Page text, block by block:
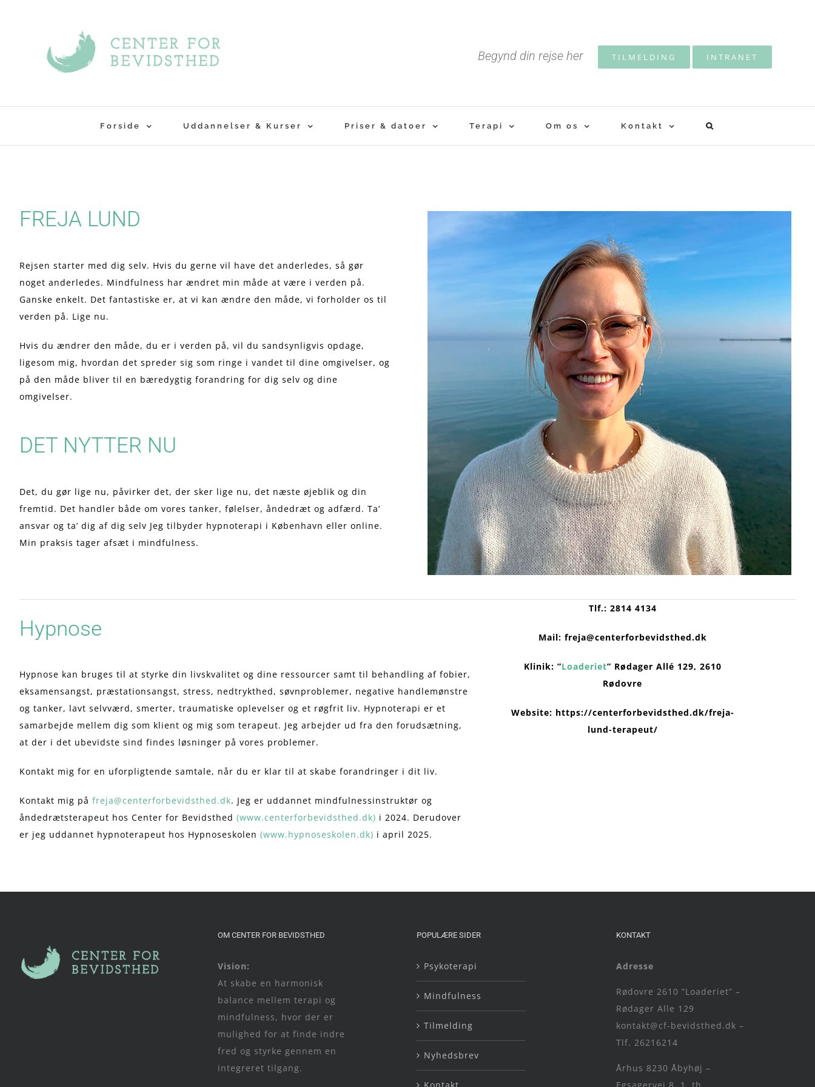
Begynd din rejse her TILMELDING INTRANET
Forside Uddannelser & Kurser Priser & datoer Terapi Om os Kontakt
FREJA LUND
Rejsen starter med dig selv. Hvis du gerne vil have det anderledes, så gør
noget anderledes. Mindfulness har ændret min måde at være i verden på.
Ganske enkelt. Det fantastiske er, at vi kan ændre den måde, vi forholder os til
verden på. Lige nu.
Hvis du ændrer den måde, du er i verden på, vil du sandsynligvis opdage,
ligesom mig, hvordan det spreder sig som ringe i vandet til dine omgivelser, og
på den måde bliver til en bæredygtig forandring for dig selv og dine
omgivelser.
DET NYTTER NU
Det, du gør lige nu, påvirker det, der sker lige nu, det næste øjeblik og din
fremtid. Det handler både om vores tanker, følelser, åndedræt og adfærd. Ta’
ansvar og ta’ dig af dig selv Jeg tilbyder hypnoterapi i København eller online.
Min praksis tager afsæt i mindfulness.
Hypnose
Hypnose kan bruges til at styrke din livskvalitet og dine ressourcer samt til behandling af fobier,
eksamensangst, præstationsangst, stress, nedtrykthed, søvnproblemer, negative handlemønstre
og tanker, lavt selvværd, smerter, traumatiske oplevelser og et røgfrit liv. Hypnoterapi er et
samarbejde mellem dig som klient og mig som terapeut. Jeg arbejder ud fra den forudsætning,
at der i det ubevidste sind findes løsninger på vores problemer.
Kontakt mig for en uforpligtende samtale, når du er klar til at skabe forandringer i dit liv.
Kontakt mig på freja@centerforbevidsthed.dk. Jeg er uddannet mindfulnessinstruktør og
åndedrætsterapeut hos Center for Bevidsthed (www.centerforbevidsthed.dk) i 2024. Derudover
er jeg uddannet hypnoterapeut hos Hypnoseskolen (www.hypnoseskolen.dk) i april 2025.
Tlf.: 2814 4134
Mail: freja@centerforbevidsthed.dk
Klinik: ”Loaderiet” Rødager Allé 129, 2610
Rødovre
Website: https://centerforbevidsthed.dk/freja-
lund-terapeut/
OM CENTER FOR BEVIDSTHED
Vision:
At skabe en harmonisk
balance mellem terapi og
mindfulness, hvor der er
mulighed for at finde indre
fred og styrke gennem en
integreret tilgang.
POPULÆRE SIDER
Psykoterapi
Mindfulness
Tilmelding
Nyhedsbrev
KONTAKT
Adresse
Rødovre 2610 ”Loaderiet” –
Rødager Alle 129
kontakt@cf-bevidsthed.dk –
Tlf. 26216214
Århus 8230 Åbyhøj –